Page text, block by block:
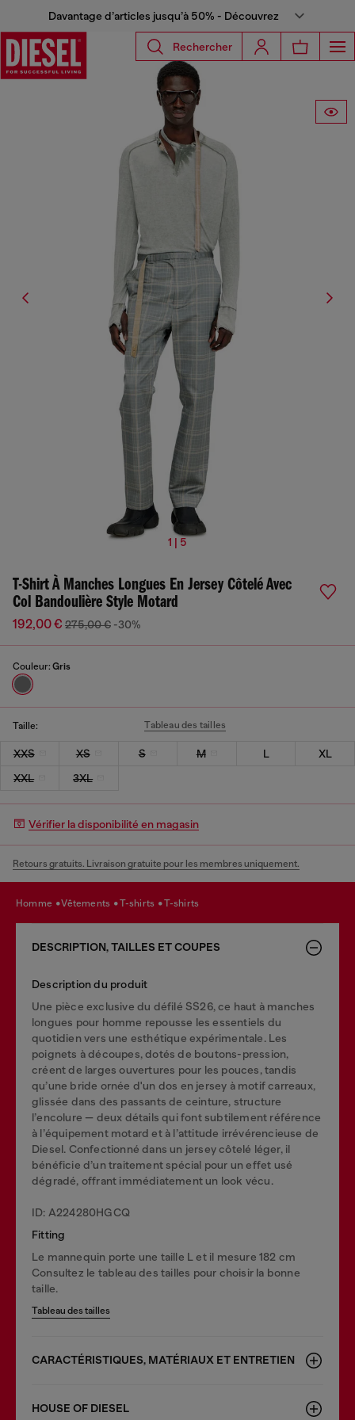
Davantage d’articles jusqu’à 50% - Découvrez
Rechercher
1 | 5
T-Shirt À Manches Longues En Jersey Côtelé Avec
Col Bandoulière Style Motard
192,00 € 275,00 € -30%
Couleur: Gris
Taille: Tableau des tailles
XXS XS S M L
XL
XXL
3XL
Vérifier la disponibilité en magasin
Retours gratuits. Livraison gratuite pour les membres uniquement.
homme vêtements t-shirts t-shirts
DESCRIPTION, TAILLES ET COUPES
Description du produit
Une pièce exclusive du défilé SS26, ce haut à manches
longues pour homme repousse les essentiels du
quotidien vers une esthétique expérimentale. Les
poignets à découpes, dotés de boutons-pression,
créent de larges ouvertures pour les pouces, tandis
qu’une bride ornée d'un dos en jersey à motif carreaux,
glissée dans des passants de ceinture, structure
l’encolure — deux détails qui font subtilement référence
à l’équipement motard et à l’attitude irrévérencieuse de
Diesel. Confectionné dans un jersey côtelé léger, il
bénéficie d’un traitement spécial pour un effet usé
dégradé, offrant immédiatement un look vécu.
ID: A224280HGCQ
Fitting
Le mannequin porte une taille L et il mesure 182 cm
Consultez le tableau des tailles pour choisir la bonne
taille.
Tableau des tailles
CARACTÉRISTIQUES, MATÉRIAUX ET ENTRETIEN
HOUSE OF DIESEL